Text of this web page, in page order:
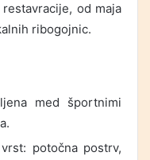
od maja
ribogojnic.
med športnimi
potočna postrv,